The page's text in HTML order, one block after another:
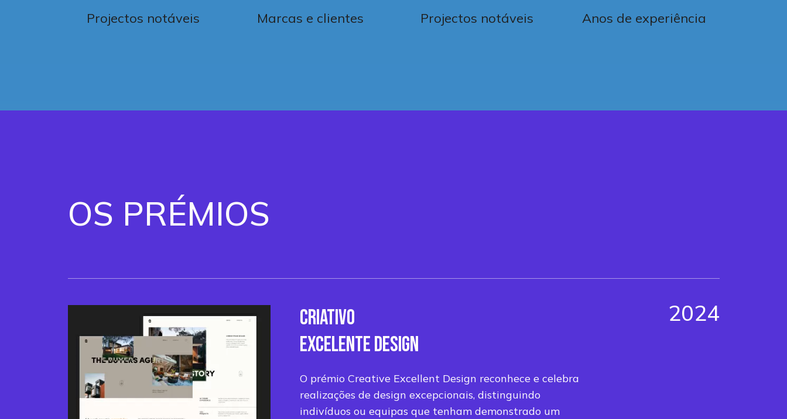
Projectos notáveis Marcas e clientes Projectos notáveis Anos de experiência
OS PRÉMIOS
2024
CRIATIVO
EXCELENTE DESIGN
O prémio Creative Excellent Design reconhece e celebra
realizações de design excepcionais, distinguindo
indivíduos ou equipas que tenham demonstrado um